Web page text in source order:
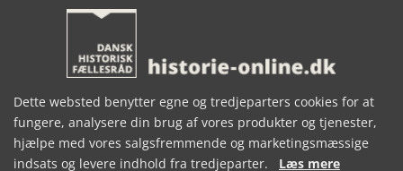
Forrige artikel
SE RELATEREDE ARTIKLER
Dette websted benytter egne og tredjeparters cookies for at
fungere, analysere din brug af vores produkter og tjenester,
hjælpe med vores salgsfremmende og marketingsmæssige
indsats og levere indhold fra tredjeparter. Læs mere